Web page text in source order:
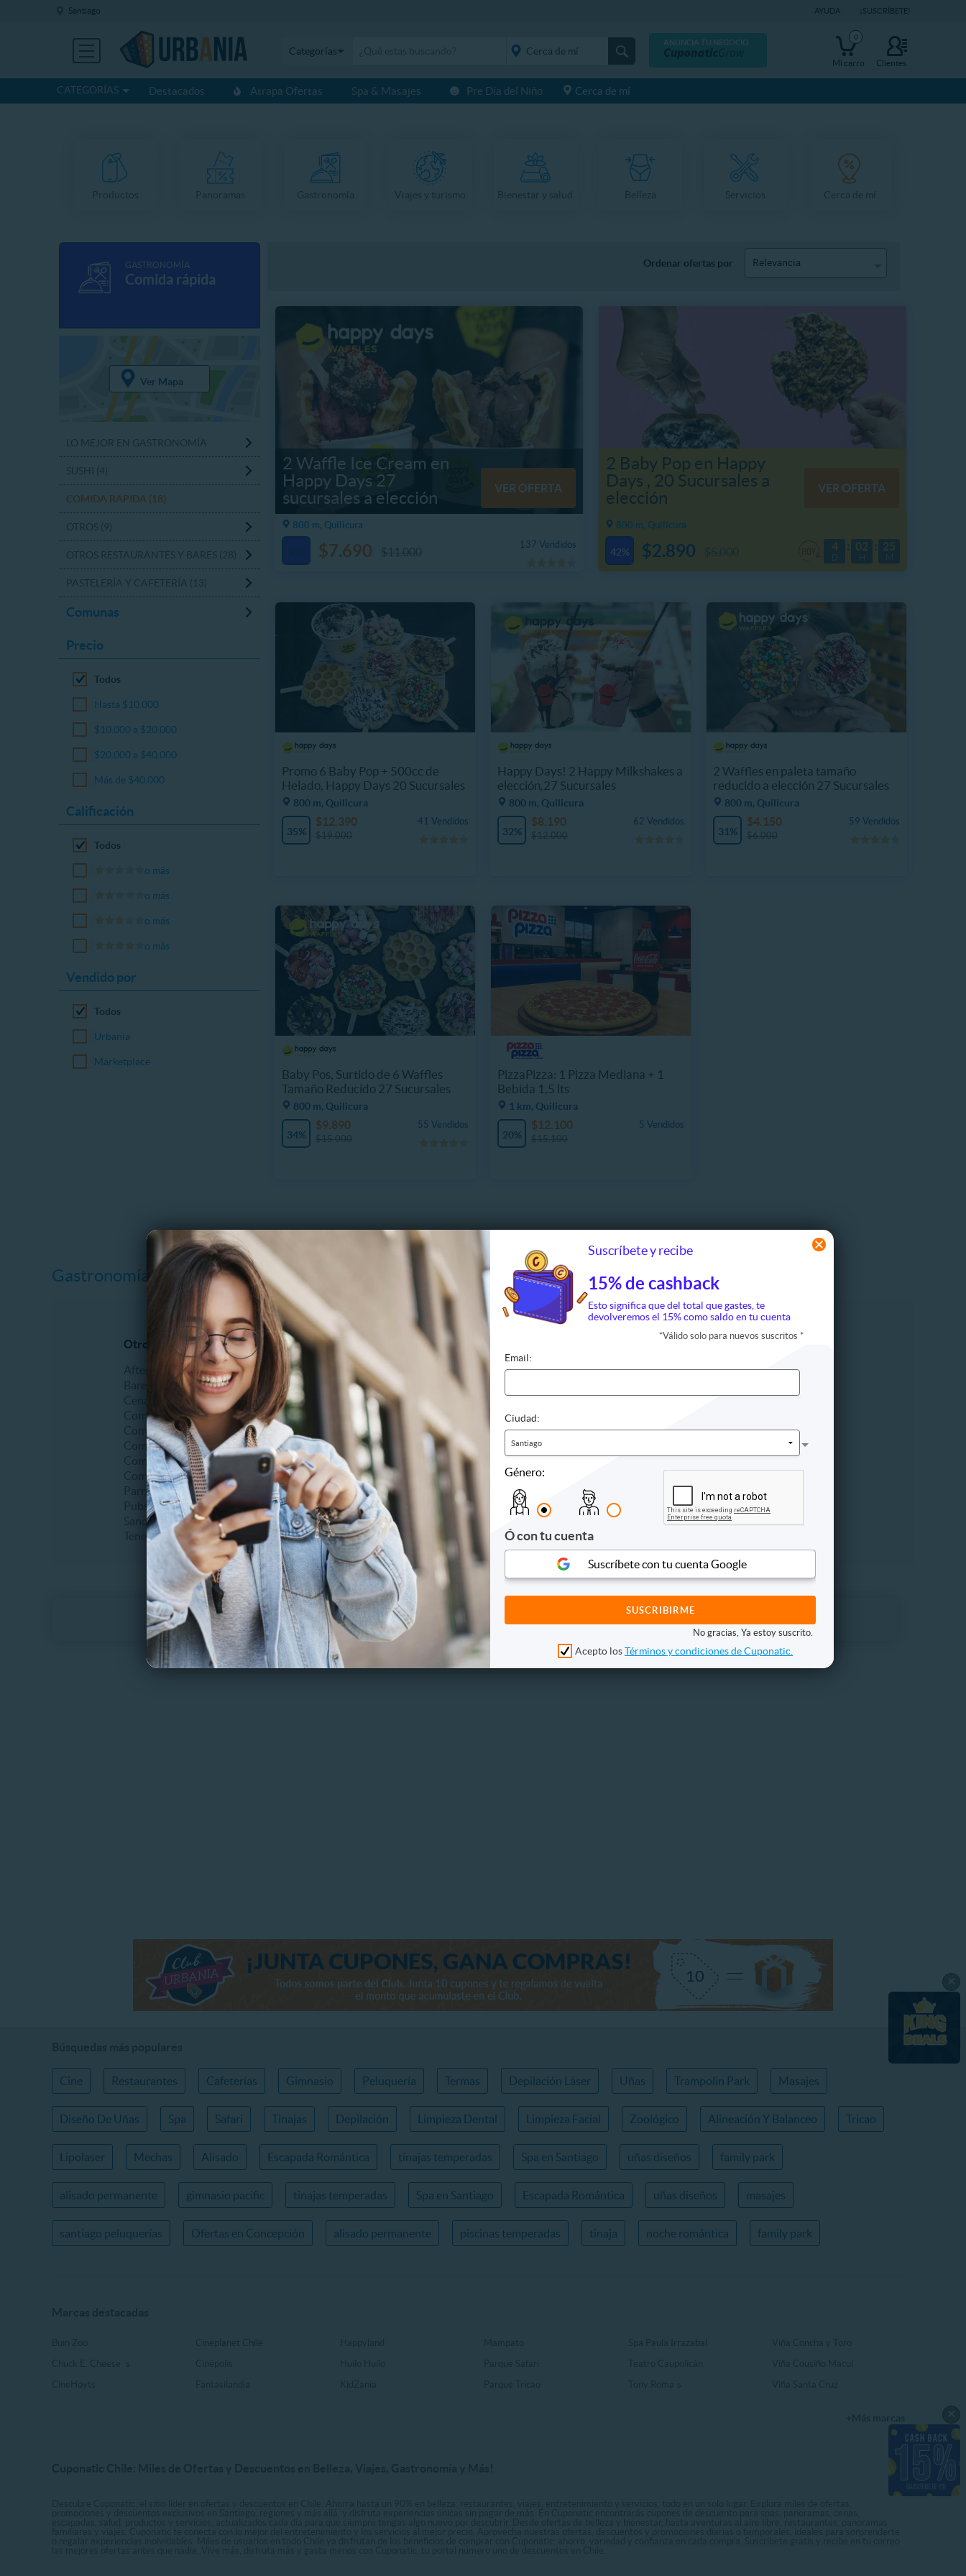
Santiago AYUDA ¡SUSCRÍBETE!
CATEGORÍAS
ANUNCIA TU NEGOCIO
Clientes
Categorías
placeholder="Todo el
0
Mi carro
Destacados Atrapa Ofertas Spa & Masajes Pre Día del Niño Cerca de mí
Suscríbete y recibe
15% de cashback
Esto significa que del total que gastes, te
devolveremos el 15% como saldo en tu cuenta
*Válido solo para nuevos suscritos *
Email:
Ciudad:
Santiago
Género:
Ó con tu cuenta
Suscríbete con tu cuenta Google
No gracias, Ya estoy suscrito.
Acepto losTérminos y condiciones de Cuponatic.
GASTRONOMÍA
Comida rápida
Ver Mapa
COMIDA RÁPIDA (18)
Comunas
Precio
Todos
Hasta $10.000
$10.000 a $20.000
$20.000 a $40.000
Más de $40.000
Calificación
Todos
o más
o más
o más
o más
Vendido por
Todos
Urbania
Marketplace
Ordenar ofertas por Relevancia
2 Waffle Ice Cream en
Happy Days 27
sucursales a elección
VER OFERTA
800 m, Quilicura
137 Vendidos
$7.690
2 Baby Pop en Happy
Days , 20 Sucursales a
elección
VER OFERTA
800 m, Quilicura
42% 4 02 25
$2.890
Promo 6 Baby Pop + 500cc de
Helado, Happy Days 20 Sucursales
800 m, Quilicura
35%
41 Vendidos
$12.390
Happy Days! 2 Happy Milkshakes a
elección,27 Sucursales
800 m, Quilicura
32%
62 Vendidos
$8.190
2 Waffles en paleta tamaño
reducido a elección 27 Sucursales
800 m, Quilicura
31%
59 Vendidos
$4.150
Baby Pos, Surtido de 6 Waffles
Tamaño Reducido 27 Sucursales
800 m, Quilicura
34%
55 Vendidos
$9.890
PizzaPizza: 1 Pizza Mediana + 1
Bebida 1,5 lts
1 km, Quilicura
20%
5 Vendidos
$12.100
Gastronomía
Otros restaurantes y bares
After office
Cena romántica
Comida Italiana
Comida buffet
Comida criolla
Comida internacional
Comida vegetariana
Parrillada
Pubs
Sandwiches
Tenedor libre
Pastelería y Cafetería
Desayunos
Heladerías
Onces
Postres
Tortas y pasteles
Sushi
Cine Restaurantes Cafeterías Gimnasio Peluquería Termas Depilación Láser Uñas Trampolin Park Masajes
Diseño De Uñas Spa Safari Tinajas Depilación Limpieza Dental Limpieza Facial Zoológico Alineación Y Balanceo Tricao
Lipolaser Mechas Alisado Escapada Romántica tinajas temperadas Spa en Santiago uñas diseños family park
alisado permanente gimnasio pacific tinajas temperadas Spa en Santiago Escapada Romántica uñas diseños masajes
santiago peluquerías Ofertas en Concepción alisado permanente piscinas temperadas tinaja noche romántica family park